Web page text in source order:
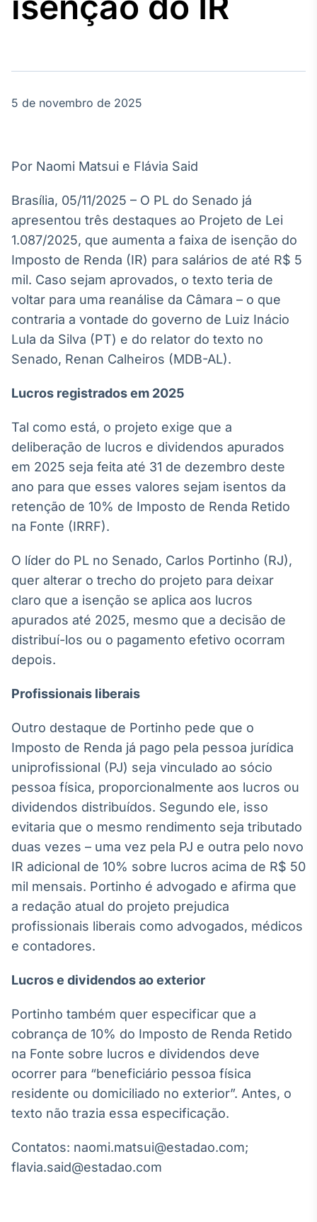
Agro
tempo real
Broadcast
O setor de
energia elétrica
no Brasil
Broadcast
White Label
Plataforma para
conteúdos
Soluções de Dados
Broadcast
OTC
Plataforma para
negociação de
ativos
Datafeed
APIs para
integração de
conteúdos e
Broadcast
Broadcast
Widgets
Componentes
funcionalidades
Wallboard
Conteúdos e
dados para
displays e telas
Curadoria
conteúdos
noticiosos
Soluções de
Tecnologia
Broadcast
Radar
Monitoramento
inteligente de
conteúdos
5 de novembro de 2025
Por Naomi Matsui e Flávia Said
Brasília, 05/11/2025 – O PL do Senado já
apresentou três destaques ao Projeto de Lei
1.087/2025, que aumenta a faixa de isenção do
Imposto de Renda (IR) para salários de até R$ 5
mil. Caso sejam aprovados, o texto teria de
voltar para uma reanálise da Câmara – o que
contraria a vontade do governo de Luiz Inácio
Lula da Silva (PT) e do relator do texto no
Senado, Renan Calheiros (MDB-AL).
Lucros registrados em 2025
Tal como está, o projeto exige que a
deliberação de lucros e dividendos apurados
em 2025 seja feita até 31 de dezembro deste
ano para que esses valores sejam isentos da
retenção de 10% de Imposto de Renda Retido
na Fonte (IRRF).
O líder do PL no Senado, Carlos Portinho (RJ),
quer alterar o trecho do projeto para deixar
claro que a isenção se aplica aos lucros
apurados até 2025, mesmo que a decisão de
distribuí-los ou o pagamento efetivo ocorram
depois.
Profissionais liberais
Outro destaque de Portinho pede que o
Imposto de Renda já pago pela pessoa jurídica
uniprofissional (PJ) seja vinculado ao sócio
pessoa física, proporcionalmente aos lucros ou
dividendos distribuídos. Segundo ele, isso
evitaria que o mesmo rendimento seja tributado
duas vezes – uma vez pela PJ e outra pelo novo
IR adicional de 10% sobre lucros acima de R$ 50
mil mensais. Portinho é advogado e afirma que
a redação atual do projeto prejudica
profissionais liberais como advogados, médicos
e contadores.
Lucros e dividendos ao exterior
Portinho também quer especificar que a
cobrança de 10% do Imposto de Renda Retido
na Fonte sobre lucros e dividendos deve
ocorrer para “beneficiário pessoa física
residente ou domiciliado no exterior”. Antes, o
texto não trazia essa especificação.
Contatos: naomi.matsui@estadao.com;
flavia.said@estadao.com